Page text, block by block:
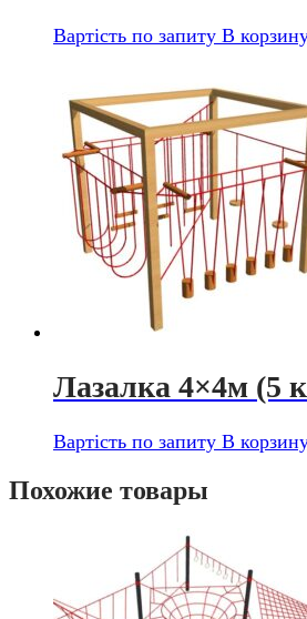
Вартість по запиту В
Лазалка 4×4м (5
Вартість по запиту В
Похожие товары